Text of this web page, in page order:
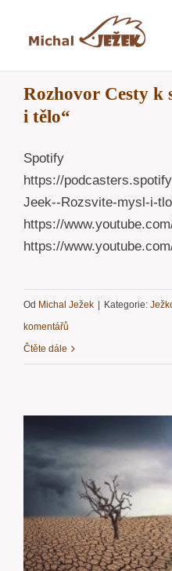
Rozhovor Cesty k
i tělo“
Spotify
https://
Jeek--Rozsvite-mysl-i-
https://
https://
Od Michal Ježek Kategorie:
komentářů
Čtěte dále